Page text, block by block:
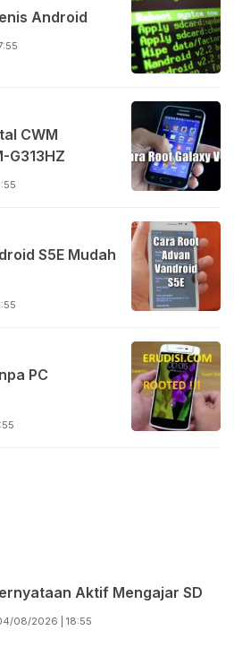
Android
CWM
G313HZ
S5E Mudah
PC
Aktif Mengajar SD
08/2026 | 18:55